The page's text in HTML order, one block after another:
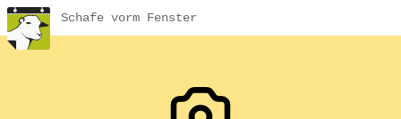
Schafe vorm Fenster